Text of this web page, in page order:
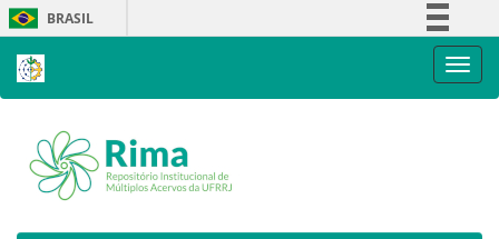
Skip
navigation
BRASIL